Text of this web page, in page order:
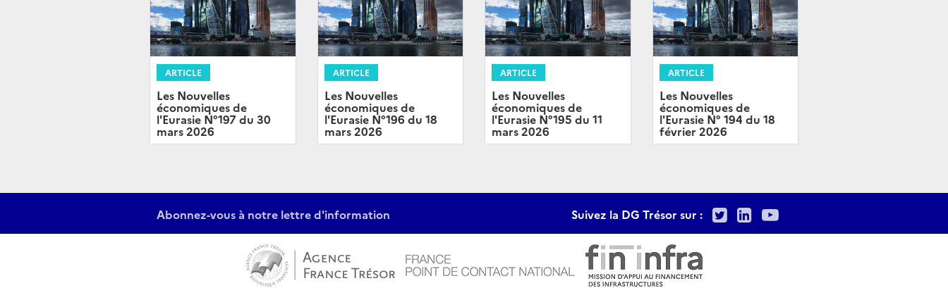
ARTICLE
Les Nouvelles
économiques de
l'Eurasie N°197 du 30
mars 2026
ARTICLE
Les Nouvelles
économiques de
l'Eurasie N°196 du 18
mars 2026
ARTICLE
Les Nouvelles
économiques de
l'Eurasie N°195 du 11
mars 2026
ARTICLE
Les Nouvelles
économiques de
l'Eurasie N° 194 du 18
février 2026
Abonnez-vous à notre lettre d'information Suivez la DG Trésor sur : TwitterLinkedIn
Youtube